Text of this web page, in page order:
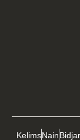
KelimsNainBidjar